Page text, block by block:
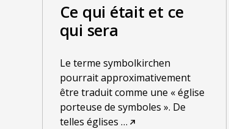
Ce qui était et ce
qui sera
Le terme symbolkirchen
pourrait approximativement
être traduit comme une « église
porteuse de symboles ». De
telles églises …